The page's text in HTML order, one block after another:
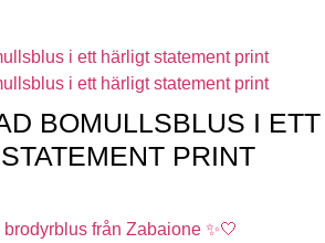
BOMULLSBLUS I ETT
PRINT